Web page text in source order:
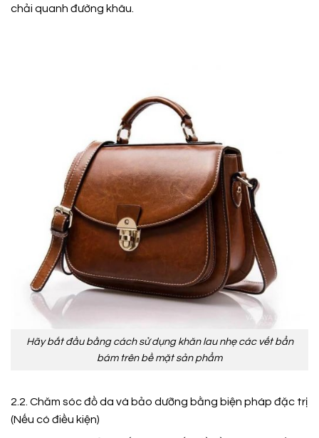
chải quanh đường khâu.
Hãy bắt đầu bằng cách sử dụng khăn lau nhẹ các vết bẩn
bám trên bề mặt sản phẩm
2.2. Chăm sóc đồ da và bảo dưỡng bằng biện pháp đặc trị
(Nếu có điều kiện)